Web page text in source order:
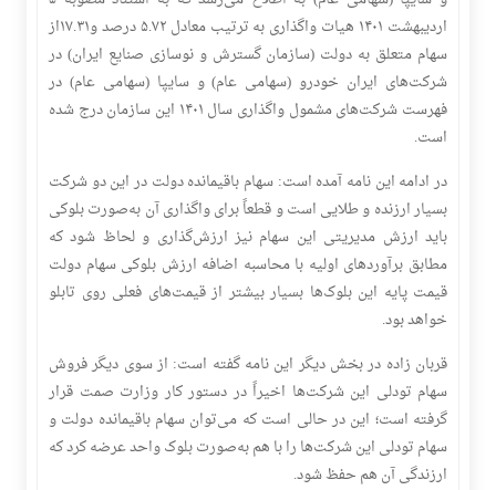
اردیبهشت ۱۴۰۱ هیات واگذاری به ترتیب معادل ۵.۷۲ درصد و۱۷.۳۱از
سهام متعلق به دولت (سازمان گسترش و نوسازی صنایع ایران) در
شرکت‌های ایران خودرو (سهامی عام) و سایپا (سهامی عام) در
فهرست شرکت‌های مشمول واگذاری سال ۱۴۰۱ این سازمان درج شده
است.
در ادامه این نامه آمده است: سهام باقیمانده دولت در این دو شرکت
بسیار ارزنده و طلایی است و قطعاً برای واگذاری آن به‌صورت بلوکی
باید ارزش مدیریتی این سهام نیز ارزش‌گذاری و لحاظ شود که
مطابق برآوردهای اولیه با محاسبه اضافه ارزش بلوکی سهام دولت
قیمت پایه این بلوک‌ها بسیار بیشتر از قیمت‌های فعلی روی تابلو
خواهد بود.
قربان زاده در بخش دیگر این نامه گفته است: از سوی دیگر فروش
سهام تودلی این شرکت‌ها اخیراً در دستور کار وزارت صمت قرار
گرفته است؛ این در حالی است که می‌توان سهام باقیمانده دولت و
سهام تودلی این شرکت‌ها را با هم به‌صورت بلوک واحد عرضه کرد که
ارزندگی آن هم حفظ شود.